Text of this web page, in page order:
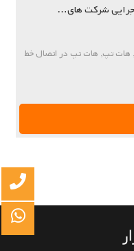
شرکت های…
, هات تپ, هات تپ در اتصال خط